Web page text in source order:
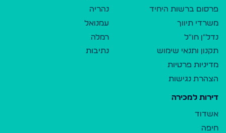
פרסום ברשות היחיד
משרדי תיווך
נדל"ן חו"ל
תקנון ותנאי שימוש
מדיניות פרטיות
הצהרת נגישות
נהריה
עמנואל
רמלה
נתיבות
דירות למכירה
אשדוד
חיפה